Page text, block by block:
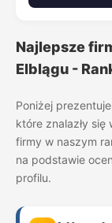
Najlepsze
Elblągu -
Poniżej
które znalazły
firmy w naszym
na podstawie
profilu.